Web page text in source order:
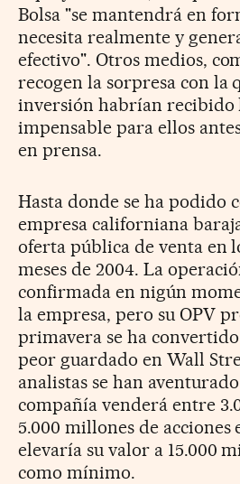
Bolsa "se mantendrá en
necesita realmente y
efectivo". Otros medios,
recogen la sorpresa con la
inversión habrían recibido
impensable para ellos
en prensa.
Hasta donde se ha podido
empresa californiana
oferta pública de venta en
meses de 2004. La
confirmada en nigún
la empresa, pero su OPV
primavera se ha
peor guardado en Wall
analistas se han
compañía venderá entre
5.000 millones de acciones
elevaría su valor a 15.000
como mínimo.